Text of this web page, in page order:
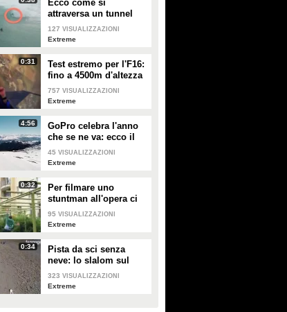
Ecco come si
attraversa un tunnel
d'acqua fino alla fine:
cavalca l'onda!
127 VISUALIZZAZIONI
Extreme
0:31
Test estremo per l'F16:
fino a 4500m d'altezza
in 11 secondi
757 VISUALIZZAZIONI
Extreme
4:56
GoPro celebra l'anno
che se ne va: ecco il
best of del 2015
45 VISUALIZZAZIONI
Extreme
0:32
Per filmare uno
stuntman all'opera ci
vuole un altro
stuntman: il risultato
95 VISUALIZZAZIONI
Extreme
0:34
Pista da sci senza
neve: lo slalom sul
percorso sterrato
323 VISUALIZZAZIONI
Extreme